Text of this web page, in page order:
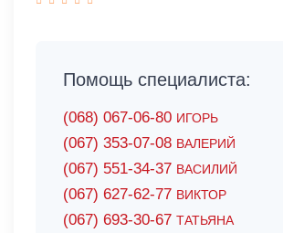
Помощь специалиста:
(068) 067-06-80 ИГОРЬ
(067) 353-07-08 ВАЛЕРИЙ
(067) 551-34-37 ВАСИЛИЙ
(067) 627-62-77 ВИКТОР
(067) 693-30-67 ТАТЬЯНА